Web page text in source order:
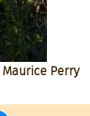
Maurice Perry